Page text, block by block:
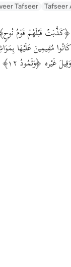
Tafseer Tafseer
﴿كَذَّبَتۡ قَبۡلَهُمۡ قَوۡمُ
كَانُوا مُقِيمِينَ عَلَيْهَا
وَقِيلَ غَيْره ﴿وَثَمُودُ ١٢﴾ قَوْم صَالِح